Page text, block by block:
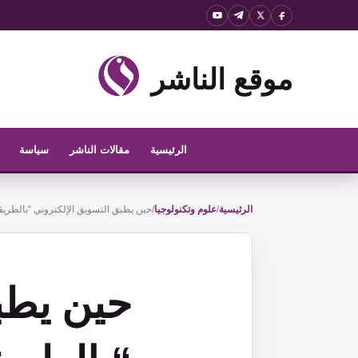
موقع الناشر
الرئيسية مقالات الناشر سياسة
الرئيسية/علوم وتكنولوجيا/حين يطبق التسويق الإلكتروني
حين